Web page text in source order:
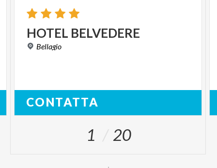
HOTEL BELVEDERE
Bellagio
CONTATTA
1 20